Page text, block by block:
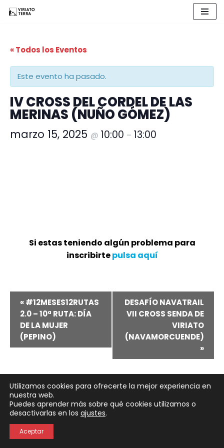
contenido
« Todos los Eventos
Este evento ha pasado.
IV CROSS DEL CORDEL DE LAS
MERINAS (NUÑO GÓMEZ)
marzo 15, 2025 @ 10:00 – 13:00
Si estas teniendo algún problema para
inscribirtepulsa aquí
Navegación
del
Evento
«#12MESES12RUTAS
2.0 – 10ª RUTA: DÍA
DE LA MUJER
(PEPINO)
DESAFÍO NAVATRAIL
VII CROSS SENDA DE
VIRIATO
(NAVAMORCUENDE)
»
Neve| Funciona gracias aWordPress
Política de Privacidad
Utilizamos cookies para ofrecerte la mejor experiencia en
nuestra web.
Puedes aprender más sobre qué cookies utilizamos o
desactivarlas en los ajustes.
Aceptar